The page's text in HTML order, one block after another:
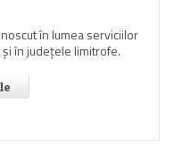
în lumea serviciilor
şi în judeţele limitrofe.